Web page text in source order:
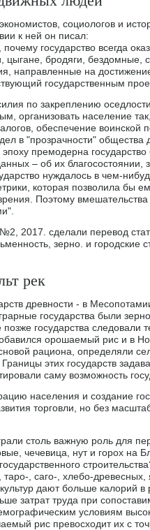
социологов и
к ней он писал:
государство всегда
цыгане, бродяги, бездомные,
направленные на
государственным
по закреплению
организовать население
обеспечение
в "прозрачности"
эпоху премодерна
– об их
нуждалось в чем-
которая позволила бы
Поэтому
2017. сделали перевод
зерно. и
рек
древности - в
государства были
государства следовали
орошаемый рис и в
рациона, определяли
этих государств
саму возможность
населения и создание
торговли, но без
столь важную роль для
чечевица, нут и горох на
таро-, саго-, хлебо-
дают больше калорий
затрат труда при
условиям
рис превосходит их с